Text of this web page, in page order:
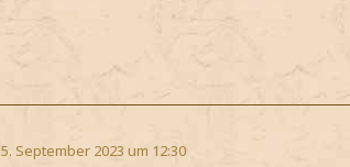
5. September 2023 um 12:30